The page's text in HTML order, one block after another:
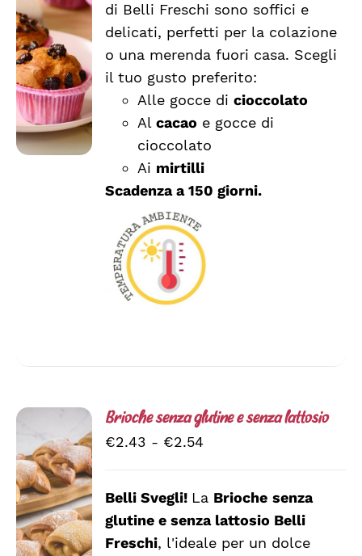
SCEGLI
QUESTO
PRODOTTO
HA
PIÙ
VARIANTI.
LE
OPZIONI
POSSONO
PRODOTTO
/
DETTAGLI
di Belli Freschi sono soffici e
delicati, perfetti per la colazione
o una merenda fuori casa. Scegli
il tuo gusto preferito:
Alle gocce dicioccolato
Alcacao e gocce di
cioccolato
Ai mirtilli
Scadenza a 150 giorni.
SCEGLI
QUESTO
/
Brioche senza glutine e senza lattosio
€2.43 - €2.54Fascia
€2.43
Belli Svegli! La Brioche senza
glutine e senza lattosio Belli
Freschi, l'ideale per un dolce